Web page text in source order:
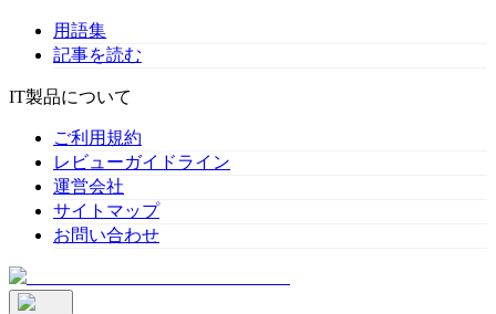
用語集
記事を読む
IT製品について
ご利用規約
レビューガイドライン
運営会社
サイトマップ
お問い合わせ